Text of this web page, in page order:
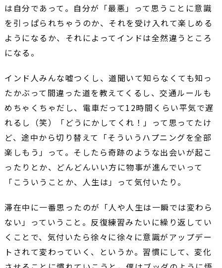
は自分であって。自分が「最悪」って思うことに意識
を引っぱられちゃうのか、それを受け入れて楽しめる
ようになるか、それによってインドは全然違うところ
になる。
インド人みんな嘘つくし、道聞いて知らなくても知っ
たかぶって間違った道を教えてくるし、交通ルールも
めちゃくちゃだし、電車だって12時間くらい平気で遅
れるし（笑）「どうにかしてくれ！」って思ってたけ
ど、途中から切り替えて「そういうハプニングを全部
楽しもう」って。そしたら奇跡のような出会いが起こ
ったりとか、どんどんいい方に物事が進んでいって
「こういうことか、人生は」って気付いたり。
滞在中に一番思ったのが「人や人生は一瞬では変わら
ない」っていうこと。反復練習みたいに繰り返してい
くことで、気付いたら徐々に徐々に意識がアップデー
トされて変わっていく、というか。習慣にして、変化